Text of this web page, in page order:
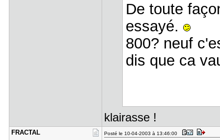
De toute
essayé.
800? neuf
dis que ca
klairasse !
FRACTAL Posté le 10-04-2003 à 13:46:00